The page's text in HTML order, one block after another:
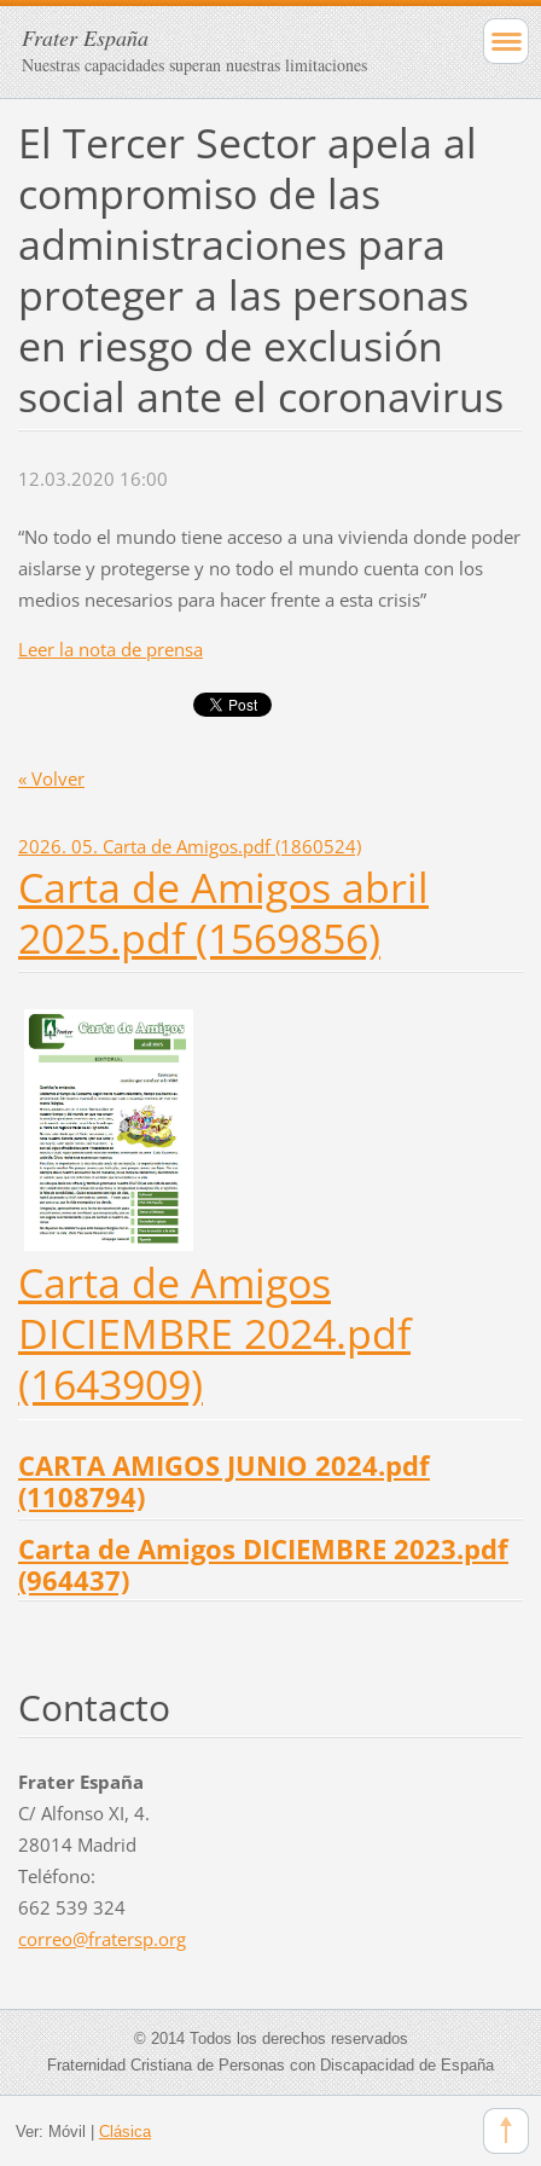
Frater España
Nuestras capacidades superan nuestras limitaciones
El Tercer Sector apela al
compromiso de las
administraciones para
proteger a las personas
en riesgo de exclusión
social ante el coronavirus
12.03.2020 16:00
“No todo el mundo tiene acceso a una vivienda donde poder
aislarse y protegerse y no todo el mundo cuenta con los
medios necesarios para hacer frente a esta crisis”
Leer la nota de prensa
« Volver
2026. 05. Carta de Amigos.pdf (1860524)
Carta de Amigos abril
2025.pdf (1569856)
Carta de Amigos
DICIEMBRE 2024.pdf
(1643909)
CARTA AMIGOS JUNIO 2024.pdf
(1108794)
Carta de Amigos DICIEMBRE 2023.pdf
(964437)
Contacto
Frater España
C/ Alfonso XI, 4.
28014 Madrid
Teléfono:
662 539 324
correo@fratersp.org
© 2014 Todos los derechos reservados
Fraternidad Cristiana de Personas con Discapacidad de España
Ver: Móvil Clásica